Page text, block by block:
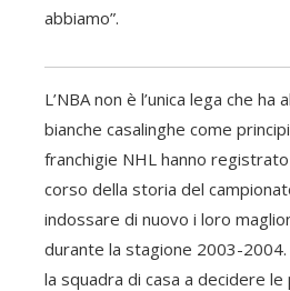
abbiamo”.
L’NBA non è l’unica lega che
bianche casalinghe come
franchigie NHL hanno
corso della storia del
indossare di nuovo i loro
durante la stagione 2003-2004.
la squadra di casa a decidere